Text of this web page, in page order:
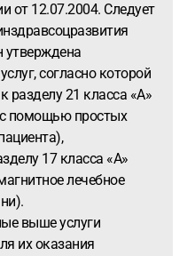
от 12.07.2004. Следует
утверждена
согласно которой
разделу 21 класса «А»
с помощью простых
17 класса «А»
лечебное
выше услуги
их оказания